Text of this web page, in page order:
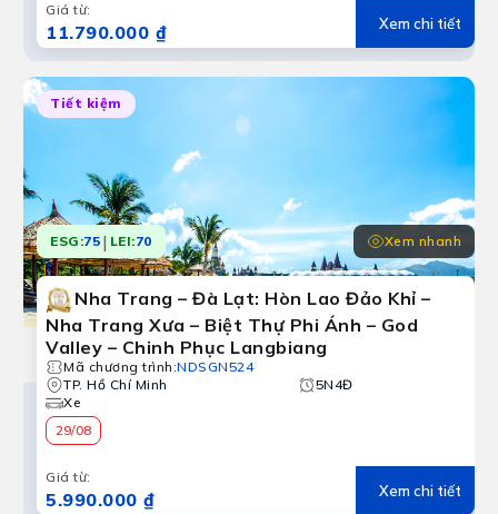
Giá từ:
11.790.000 ₫ Xem chi tiết
Tiết kiệm
ESG:75 | LEI:70 Xem nhanh
Nha Trang – Đà Lạt: Hòn Lao Đảo Khỉ –
Nha Trang Xưa – Biệt Thự Phi Ánh – God
Valley – Chinh Phục Langbiang
Mã chương trình:NDSGN524
TP. Hồ Chí Minh
5N4Đ
Xe
29/08
Giá từ:
5.990.000 ₫ Xem chi tiết